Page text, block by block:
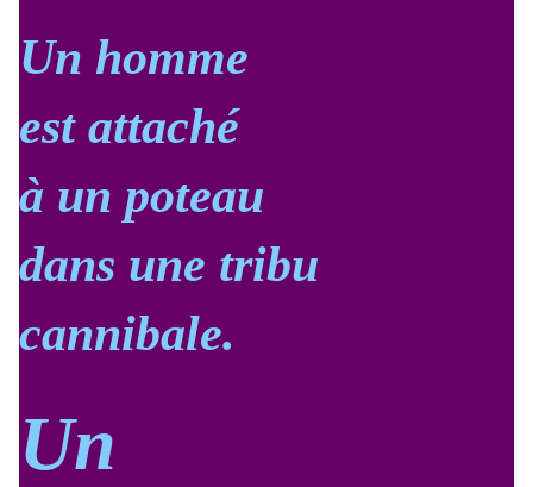
Un homme
est attaché
à un poteau
dans une tribu
cannibale.
Un